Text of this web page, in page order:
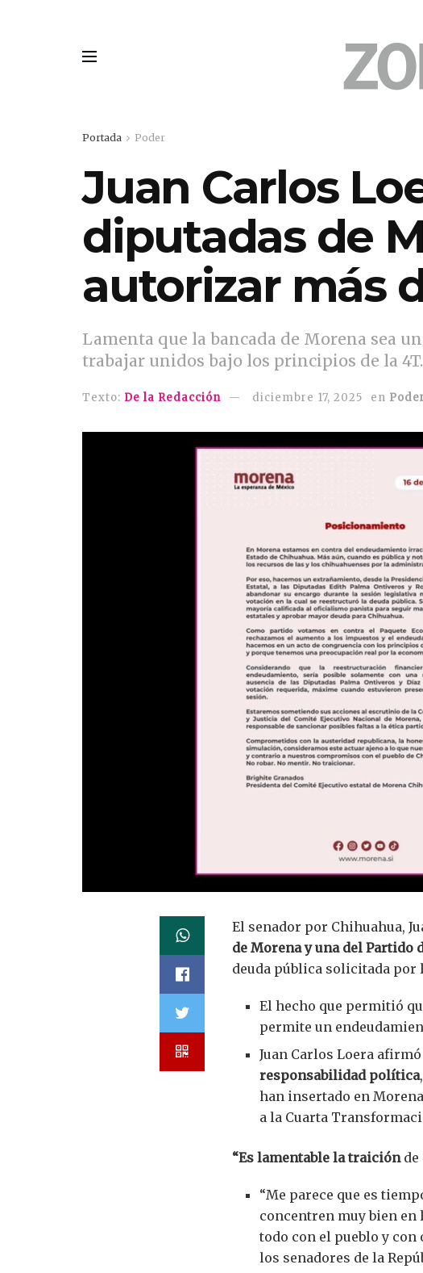
Portada Poder
Juan Carlos
diputadas de
autorizar más
Lamenta que la bancada de Morena sea
trabajar unidos bajo los principios de la 4T.
Texto: De la Redacción diciembre 17, 2025 en
El senador por Chihuahua,
de Morena y una del Partido
deuda pública solicitada por
El hecho que permitió
permite un
Juan Carlos Loera afirmó
responsabilidad política
han insertado en
a la Cuarta
“Es lamentable la traiciónde
“Me parece que es
concentren muy bien
todo con el pueblo y
los senadores de la